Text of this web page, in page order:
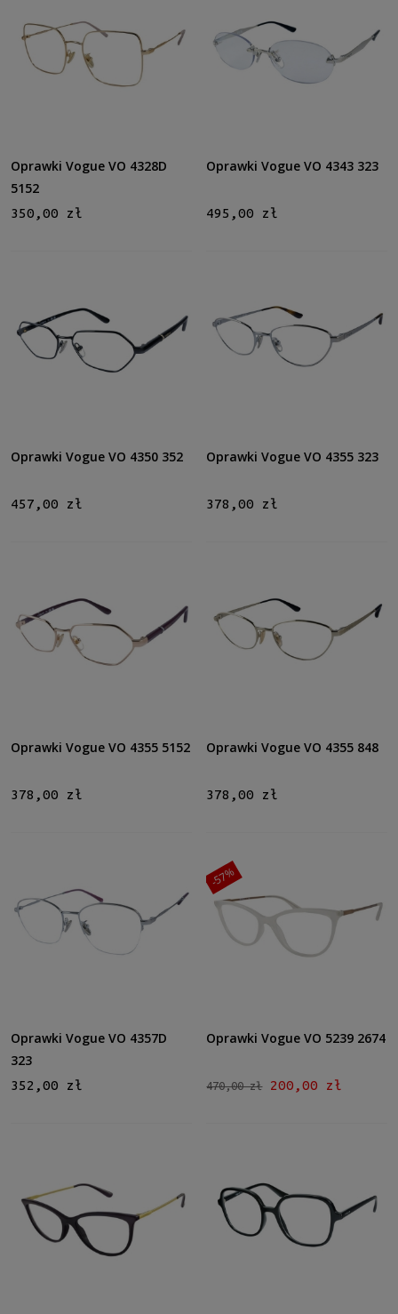
Oprawki Vogue VO 4328D
5152
350,00 zł
Oprawki Vogue VO 4343 323
495,00 zł
Oprawki Vogue VO 4350 352
457,00 zł
Oprawki Vogue VO 4355 323
378,00 zł
Oprawki Vogue VO 4355 5152
378,00 zł
Oprawki Vogue VO 4355 848
378,00 zł
Oprawki Vogue VO 4357D
323
352,00 zł
Oprawki Vogue VO 5239 2674
470,00 zł 200,00 zł
-57%